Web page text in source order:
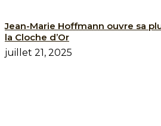
Jean-Marie Hoffmann ouvre sa
la Cloche d’Or
juillet 21, 2025